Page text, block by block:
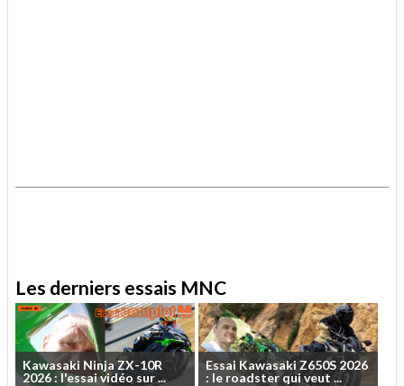
Les derniers essais MNC
Kawasaki NinjaZX-10R
2026: l'essaividéo sur...
Essai KawasakiZ650S 2026
: le roadsterquiveut ...